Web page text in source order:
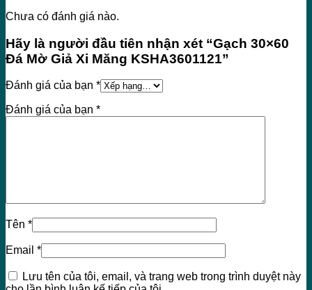
Chưa có đánh giá nào.
Hãy là người đầu tiên nhận xét “Gạch 30×60
Đá Mờ Giả Xi Măng KSHA3601121”
Đánh giá của bạn *
Đánh giá của bạn *
Tên *
Email *
Lưu tên của tôi, email, và trang web trong trình duyệt này